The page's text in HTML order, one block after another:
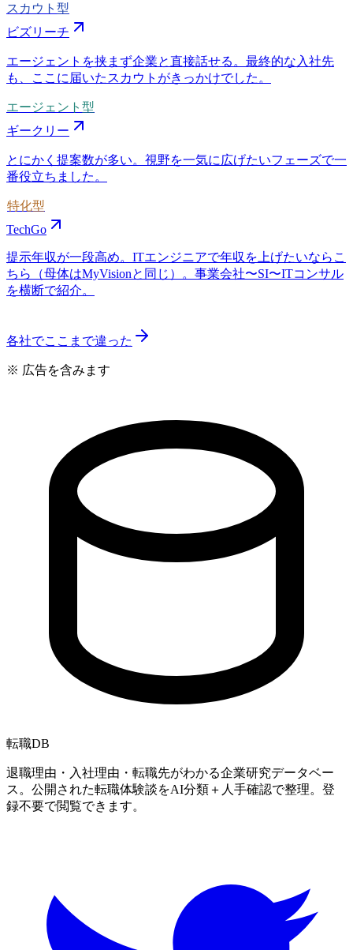
スカウト型
ビズリーチ
エージェントを挟まず企業と直接話せる。最終的な入社先
も、ここに届いたスカウトがきっかけでした。
エージェント型
ギークリー
とにかく提案数が多い。視野を一気に広げたいフェーズで一
番役立ちました。
特化型
TechGo
提示年収が一段高め。ITエンジニアで年収を上げたいならこ
ちら（母体はMyVisionと同じ）。事業会社〜SI〜ITコンサル
を横断で紹介。
各社でここまで違った
※ 広告を含みます
転職DB
退職理由・入社理由・転職先がわかる企業研究データベー
ス。公開された転職体験談をAI分類＋人手確認で整理。登
録不要で閲覧できます。